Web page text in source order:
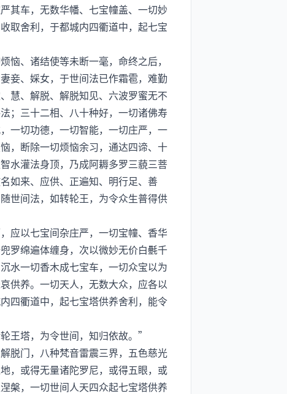
其车，无数华幡、七宝幢盖、一切妙
取舍利，于都城内四衢道中，起七宝
、诸结使等未断一毫，命终之后，
妾、婇女，于世间法已作霜雹，难勤
慧、解脱、解脱知见、六波罗蜜无不
；三十二相、八十种好，一切诸佛寿
一切功德，一切智能，一切庄严，一
，断除一切烦恼余习，通达四谛、十
水灌法身顶，乃成阿耨多罗三藐三菩
如来、应供、正遍知、明行足、善
世间法，如转轮王，为令众生普得供
以七宝间杂庄严，一切宝幢、香华
罗绵遍体缠身，次以微妙无价白氎千
水一切香木成七宝车，一切众宝以为
供养。一切天人，无数大众，应各以
四衢道中，起七宝塔供养舍利，能令
塔，为令世间，知归依故。”
门，八种梵音雷震三界，五色慈光
，或得无量诸陀罗尼，或得五眼，或
槃，一切世间人天四众起七宝塔供养